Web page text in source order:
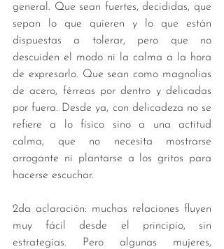
general. Que sean fuertes, decididas, que
sepan lo que quieren y lo que están
dispuestas a tolerar, pero que no
descuiden el modo ni la calma a la hora
de expresarlo. Que sean como magnolias
de acero, férreas por dentro y delicadas
por fuera. Desde ya, con delicadeza no se
refiere a lo físico sino a una actitud
calma, que no necesita mostrarse
arrogante ni plantarse a los gritos para
hacerse escuchar.
2da aclaración: muchas relaciones fluyen
muy fácil desde el principio, sin
estrategias. Pero algunas mujeres,